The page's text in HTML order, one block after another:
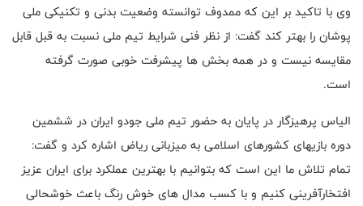
وی با تاکید بر این که ممدوف توانسته وضعیت بدنی و تکنیکی ملی
پوشان را بهتر کند گفت: از نظر فنی شرایط تیم ملی نسبت به قبل قابل
مقایسه نیست و در همه بخش ها پیشرفت خوبی صورت گرفته
است.
الیاس پرهیزگار در پایان به حضور تیم ملی جودو ایران در ششمین
دوره بازیهای کشورهای اسلامی به میزبانی ریاض اشاره کرد و گفت:
تمام تلاش ما این است که بتوانیم با بهترین عملکرد برای ایران عزیز
افتخارآفرینی کنیم و با کسب مدال های خوش رنگ باعث خوشحالی